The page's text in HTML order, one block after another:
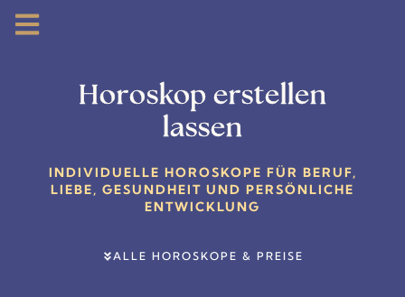
Horoskop erstellen
lassen
INDIVIDUELLE HOROSKOPE FÜR BERUF,
LIEBE, GESUNDHEIT UND PERSÖNLICHE
ENTWICKLUNG
ALLE HOROSKOPE & PREISE